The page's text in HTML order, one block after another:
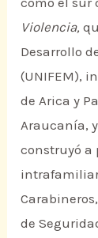
Violencia,
Desarrollo
(UNIFEM),
de Arica y
Araucanía,
construyó a
intrafamiliar
de